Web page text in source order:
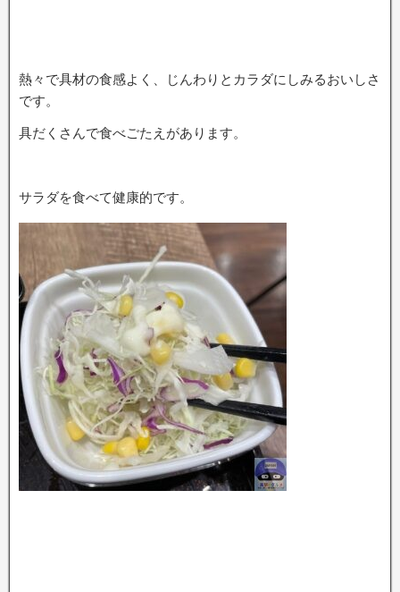
熱々で具材の食感よく、じんわりとカラダにしみるおいしさ
です。
具だくさんで食べごたえがあります。
サラダを食べて健康的です。